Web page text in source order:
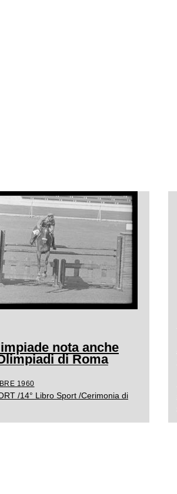
nota anche
di Roma
1960
/14° Libro Sport /Cerimonia di